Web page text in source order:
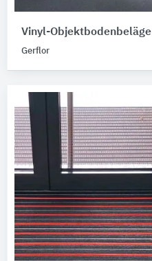
Vinyl-Objektbodenbeläge
Gerflor